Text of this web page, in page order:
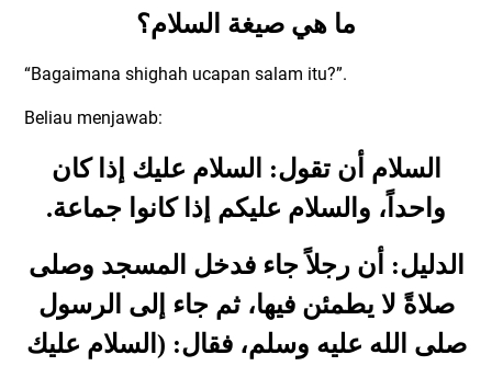
ما هي صيغة السلام؟
“Bagaimana shighah ucapan salam itu?”.
Beliau menjawab:
السلام أن تقول: السلام عليك إذا كان
واحداً، والسلام عليكم إذا كانوا جماعة.
الدليل: أن رجلاً جاء فدخل المسجد وصلى
صلاةً لا يطمئن فيها، ثم جاء إلى الرسول
صلى الله عليه وسلم، فقال: (السلام عليك